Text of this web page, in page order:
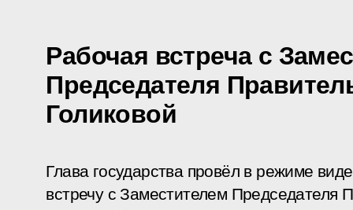
Рабочая встреча с
Председателя
Голиковой
Глава государства провёл в режиме
встречу с Заместителем Председателя